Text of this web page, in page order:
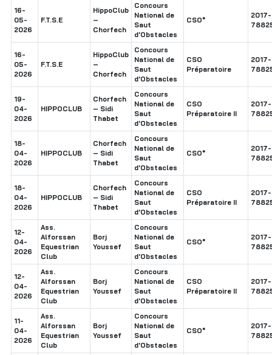
16-
05-
2026
F.T.S.E
HippoClub
–
Chorfech
Concours
National de
Saut
d'Obstacles
CSO*
2017-
16-
05-
2026
F.T.S.E
HippoClub
–
Chorfech
Concours
National de
Saut
d'Obstacles
CSO
Préparatoire
2017-
19-
04-
2026
HIPPOCLUB
Chorfech
– Sidi
Thabet
Concours
National de
Saut
d'Obstacles
CSO
Préparatoire II
2017-
18-
04-
2026
HIPPOCLUB
Chorfech
– Sidi
Thabet
Concours
National de
Saut
d'Obstacles
CSO*
2017-
18-
04-
2026
HIPPOCLUB
Chorfech
– Sidi
Thabet
Concours
National de
Saut
d'Obstacles
CSO
Préparatoire II
2017-
12-
04-
2026
Ass.
Alforssan
Equestrian
Club
Borj
Youssef
Concours
National de
Saut
d'Obstacles
CSO*
2017-
12-
04-
2026
Ass.
Alforssan
Equestrian
Club
Borj
Youssef
Concours
National de
Saut
d'Obstacles
CSO
Préparatoire II
2017-
11-
04-
2026
Ass.
Alforssan
Equestrian
Club
Borj
Youssef
Concours
National de
Saut
d'Obstacles
CSO*
2017-